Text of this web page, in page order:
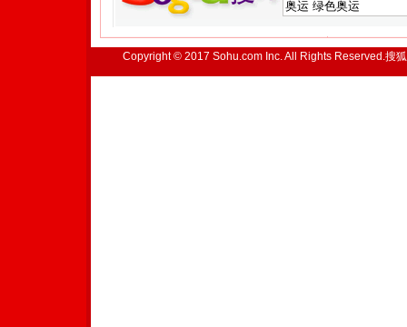
Copyright © 2017 Sohu.com Inc. All Rights Reserved.搜